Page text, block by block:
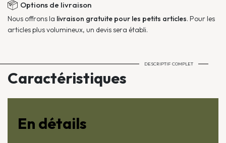
Options de livraison
Nous offrons la livraison gratuite pour les petits articles. Pour les
articles plus volumineux, un devis sera établi.
Caractéristiques
DESCRIPTIF COMPLET
En détails